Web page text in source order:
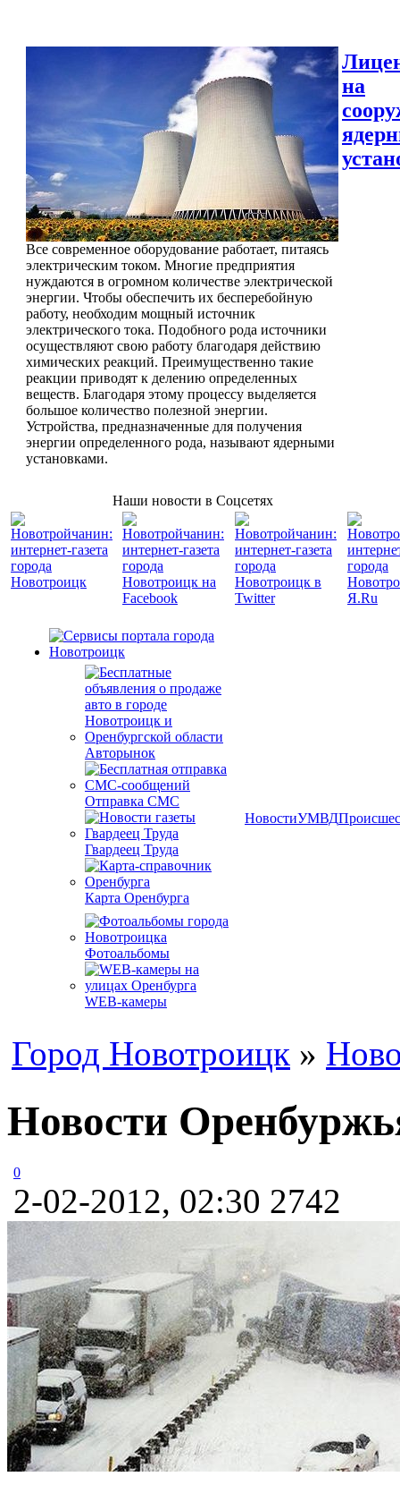
Все современное оборудование работает, питаясь
электрическим током. Многие предприятия
нуждаются в огромном количестве электрической
энергии. Чтобы обеспечить их бесперебойную
работу, необходим мощный источник
электрического тока. Подобного рода источники
осуществляют свою работу благодаря действию
химических реакций. Преимущественно такие
реакции приводят к делению определенных
веществ. Благодаря этому процессу выделяется
большое количество полезной энергии.
Устройства, предназначенные для получения
энергии определенного рода, называют ядерными
установками.
на
Наши новости в Соцсетях
Авторынок
Отправка СМС
Гвардеец Труда
Карта Оренбурга
Фотоальбомы
WEB-камеры
НовостиУМВД
Город Новотроицк »
Новости
0
2-02-2012, 02:30 2742